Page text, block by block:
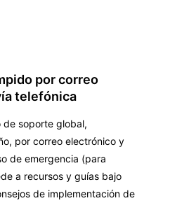
por correo
telefónica
de soporte global,
por correo electrónico y
de emergencia (para
a recursos y guías bajo
de implementación de